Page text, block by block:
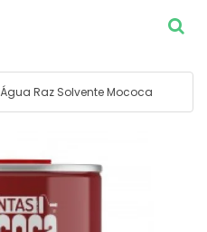
Água Raz Solvente Mococa